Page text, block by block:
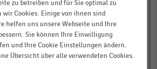
Gebäude
20122013201420152016201720182019
als Excel, PNG, PDF
mehr!
JETZT INFORMIEREN
zu betreiben und für Sie optimal zu
Cookies. Einige von ihnen sind
helfen uns unsere Webseite und Ihre
Sie können Ihre Einwilligung
und Ihre Cookie Einstellungen ändern.
Übersicht über alle verwendeten Cookies.